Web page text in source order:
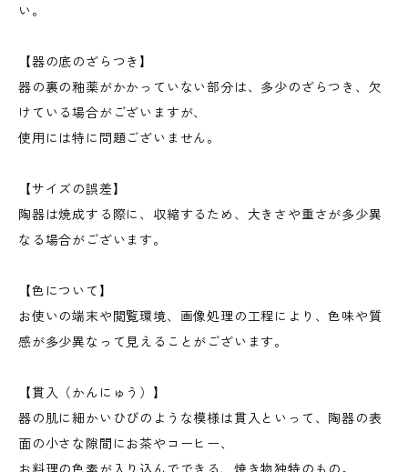
い。
【器の底のざらつき】
器の裏の釉薬がかかっていない部分は、多少のざらつき、欠
けている場合がございますが、
使用には特に問題ございません。
【サイズの誤差】
陶器は焼成する際に、収縮するため、大きさや重さが多少異
なる場合がございます。
【色について】
お使いの端末や閲覧環境、画像処理の工程により、色味や質
感が多少異なって見えることがございます。
【貫入（かんにゅう）】
器の肌に細かいひびのような模様は貫入といって、陶器の表
面の小さな隙間にお茶やコーヒー、